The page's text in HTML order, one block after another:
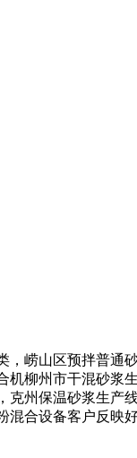
山区预拌普通
柳州市干混砂
州保温砂浆生
合设备客户反映